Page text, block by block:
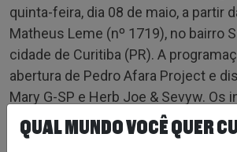
quinta-feira, dia 08 de maio, a partir
Matheus Leme (nº 1719), no bairro
cidade de Curitiba (PR). A
abertura de Pedro Afara Project e
Mary G-SP e Herb Joe & Sevyw.
a partir de R$ 70 (lote promocional)
disponíveis na plataforma Meaple.
QUAL MUNDO VOCÊ QUER